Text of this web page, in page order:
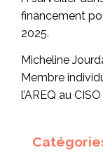
financement
2025.
Micheline
Membre
l’AREQ au CISO